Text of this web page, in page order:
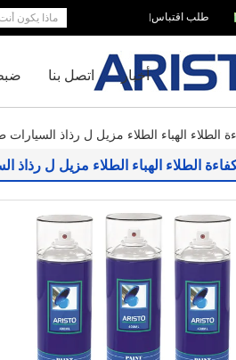
طلب اقتباس|
اتصل بنا أخبار
الطلاء الهباء الطلاء مزيل ل رذاذ السيارات
الطلاء الهباء الطلاء مزيل ل رذاذ